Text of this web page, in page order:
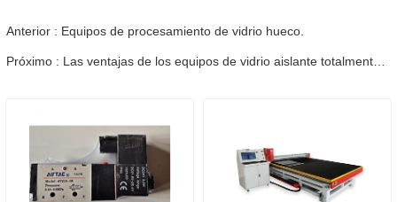
Anterior : Equipos de procesamiento de vidrio hueco.